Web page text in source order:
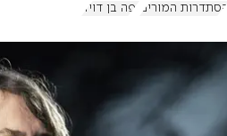
הסתדרות המורים יפה בן דויד